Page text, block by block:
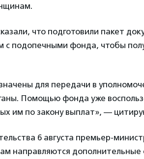
что подготовили пакет
подопечными фонда, чтобы
для передачи в
Помощью фонда уже
им по закону выплат», —
6 августа премьер-
направляются